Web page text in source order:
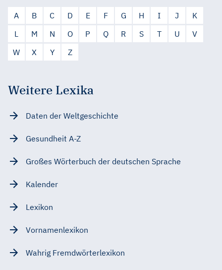
A B C D E F G H I J
K
L
M N O P Q R S T U
V
W
X Y Z
Weitere Lexika
Daten der Weltgeschichte
Gesundheit A-Z
Großes Wörterbuch der deutschen Sprache
Kalender
Lexikon
Vornamenlexikon
Wahrig Fremdwörterlexikon